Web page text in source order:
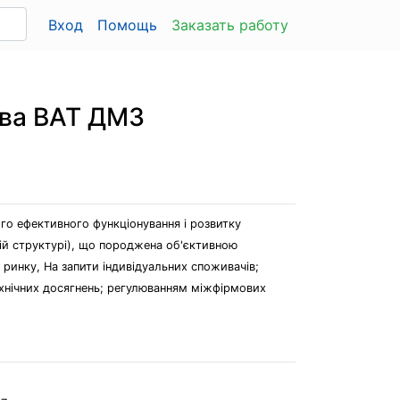
Вход Помощь Заказать работу
ВАТ ДМЗ
ефективного функціонування і розвитку
структурі), що породжена об'єктивною
На запити індивідуальних споживачів;
досягнень; регулюванням міжфірмових